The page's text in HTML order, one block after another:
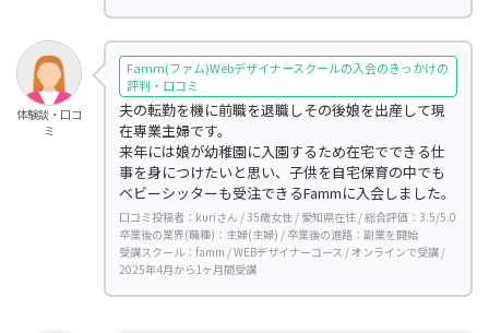
体験談・口コ
ミ
Famm(ファム)Webデザイナースクールの入会のきっかけの
評判・口コミ
夫の転勤を機に前職を退職しその後娘を出産して現
在専業主婦です。
来年には娘が幼稚園に入園するため在宅でできる仕
事を身につけたいと思い、子供を自宅保育の中でも
ベビーシッターも受注できるFammに入会しました。
口コミ投稿者：kuriさん / 35歳女性 / 愛知県在住 / 総合評価：3.5/5.0
卒業後の業界(職種)：主婦(主婦) / 卒業後の進路：副業を開始
受講スクール：famm / WEBデザイナーコース / オンラインで受講 /
2025年4月から1ヶ月間受講